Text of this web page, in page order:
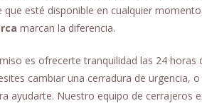
que esté disponible en cualquier
marcan la diferencia.
es ofrecerte tranquilidad las 24 horas
cambiar una cerradura de
ayudarte. Nuestro equipo de cerrajeros